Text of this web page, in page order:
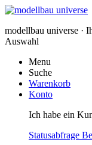
modellbau universe ·
Auswahl
Menu
Suche
Warenkorb
Konto
Ich habe ein
Statusabfrage